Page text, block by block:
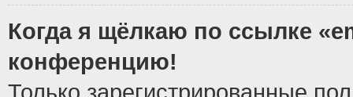
Когда я щёлкаю по ссылке
конференцию!